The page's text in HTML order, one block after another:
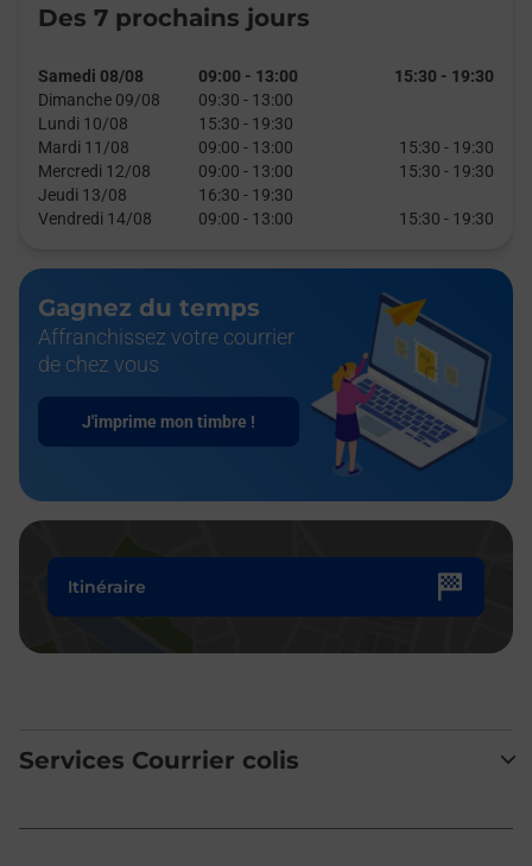
Des 7 prochains jours
Samedi 08/08 09:00 - 13:00 15:30 - 19:30
Dimanche 09/08
09:30 - 13:00
Lundi 10/08
15:30 - 19:30
Mardi 11/08
09:00 - 13:00 15:30 - 19:30
Mercredi 12/08
09:00 - 13:00 15:30 - 19:30
Jeudi 13/08
16:30 - 19:30
Vendredi 14/08
09:00 - 13:00 15:30 - 19:30
Gagnez du temps
Affranchissez votre courrier
de chez vous
J'imprime mon timbre !
Itinéraire
Services Courrier colis